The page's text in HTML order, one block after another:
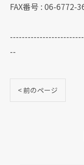
FAX番号 : 06-6772-
--
< 前のページ